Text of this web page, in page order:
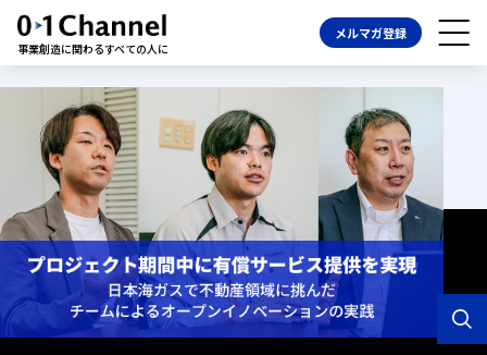
事業創造に関わるすべての人に
メルマガ登録